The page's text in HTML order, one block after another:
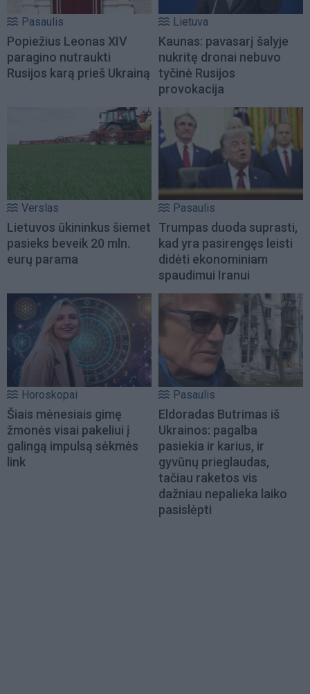
Pasaulis
Popiežius Leonas XIV
paragino nutraukti
Rusijos karą prieš Ukrainą
Lietuva
Kaunas: pavasarį šalyje
nukritę dronai nebuvo
tyčinė Rusijos
provokacija
Verslas
Lietuvos ūkininkus šiemet
pasieks beveik 20 mln.
eurų parama
Pasaulis
Trumpas duoda suprasti,
kad yra pasirengęs leisti
didėti ekonominiam
spaudimui Iranui
Horoskopai
Šiais mėnesiais gimę
žmonės visai pakeliui į
galingą impulsą sėkmės
link
Pasaulis
Eldoradas Butrimas iš
Ukrainos: pagalba
pasiekia ir karius, ir
gyvūnų prieglaudas,
tačiau raketos vis
dažniau nepalieka laiko
pasislėpti